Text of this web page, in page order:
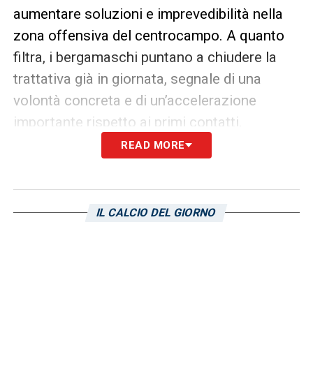
aumentare soluzioni e imprevedibilità nella
zona offensiva del centrocampo. A quanto
filtra, i bergamaschi puntano a chiudere la
trattativa già in giornata, segnale di una
volontà concreta e di un’accelerazione
importante rispetto ai primi contatti.
, dal canto suo, non intende fare
ai 20 milioni di euro. Una cifra significativa,
READ MORE
IL CALCIO DEL GIORNO